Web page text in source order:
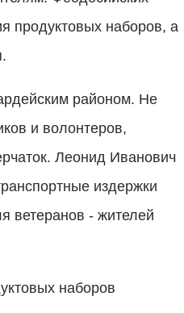
продуктовых наборов, а
районом. Не
и волонтеров,
Леонид Иванович
издержки
ветеранов - жителей
наборов